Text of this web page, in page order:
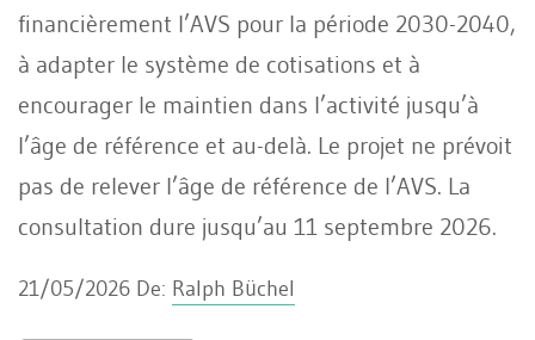
financièrement l’AVS pour la période 2030-2040,
à adapter le système de cotisations et à
encourager le maintien dans l’activité jusqu’à
l’âge de référence et au-delà. Le projet ne prévoit
pas de relever l’âge de référence de l’AVS. La
consultation dure jusqu’au 11 septembre 2026.
21/05/2026 De: Ralph Büchel